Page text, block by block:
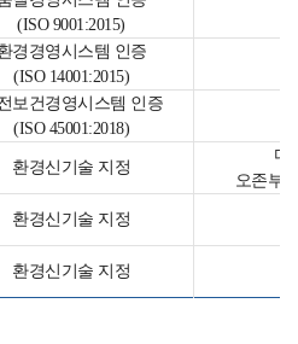
(ISO 9001:2015)
경경영시스템 인증
(ISO 14001:2015)
보건경영시스템 인증
(ISO 45001:2018)
환경신기술 지정
다
오존부
환경신기술 지정
환경신기술 지정